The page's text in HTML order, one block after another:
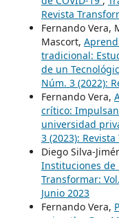
Revista
Fernando Vera,
Mascort,
tradicional:
de un
Núm. 3 (2022):
Fernando Vera,
crítico:
universidad
3 (2023):
Diego Silva-
Instituciones de
Transformar:
Junio 2023
Fernando Vera,